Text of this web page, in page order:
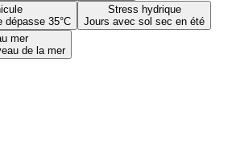
dépasse 35°C
Stress hydrique
Jours avec sol sec en été
mer
de la mer